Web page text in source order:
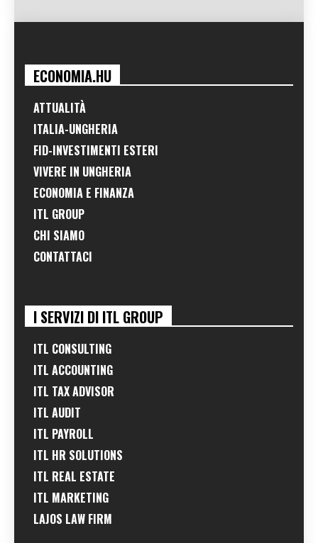
ECONOMIA.HU
ATTUALITÀ
ITALIA-UNGHERIA
FID-INVESTIMENTI ESTERI
VIVERE IN UNGHERIA
ECONOMIA E FINANZA
ITL GROUP
CHI SIAMO
CONTATTACI
I SERVIZI DI ITL GROUP
ITL CONSULTING
ITL ACCOUNTING
ITL TAX ADVISOR
ITL AUDIT
ITL PAYROLL
ITL HR SOLUTIONS
ITL REAL ESTATE
ITL MARKETING
LAJOS LAW FIRM